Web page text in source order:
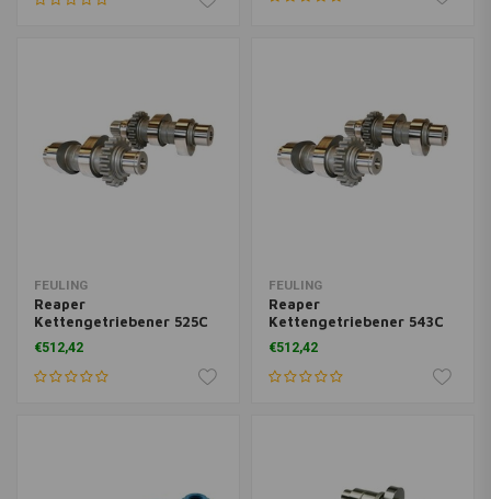
FEULING
Reaper
Kettengetriebener 525C
Nockenwellensatz
€512,42
FEULING
Reaper
Kettengetriebener 543C
Nockenwellensatz
€512,42